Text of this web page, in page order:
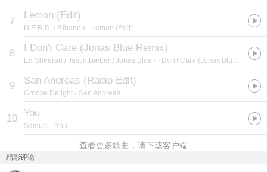
7 Lemon (Edit)
N.E.R.D. / Rihanna - Lemon (Edit)
8 I Don't Care (Jonas Blue Remix)
Ed Sheeran / Justin Bieber / Jonas Blue - I Don't Care (Jonas Blue Remix)
9 San Andreas (Radio Edit)
Groove Delight - San Andreas
10 You
Samuel - You
查看更多歌曲，请下载客户端
精彩评论